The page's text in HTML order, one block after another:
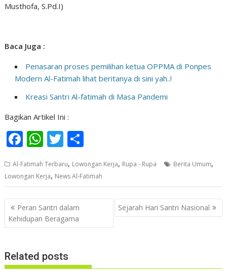
Musthofa, S.Pd.I)
Baca Juga :
Penasaran proses pemilihan ketua OPPMA di Ponpes
Modern Al-Fatimah lihat beritanya di sini yah..!
Kreasi Santri Al-fatimah di Masa Pandemi
Bagikan Artikel Ini :
F
e
b
o
o
W
at
s
A
p
T
itt
er
ar
e
Al-Fatimah Terbaru, Lowongan Kerja, Rupa - Rupa Berita Umum,
Lowongan Kerja, News Al-Fatimah
Navigasi
pos
Peran Santri dalam
Kehidupan Beragama
Sejarah Hari Santri Nasional
Related posts